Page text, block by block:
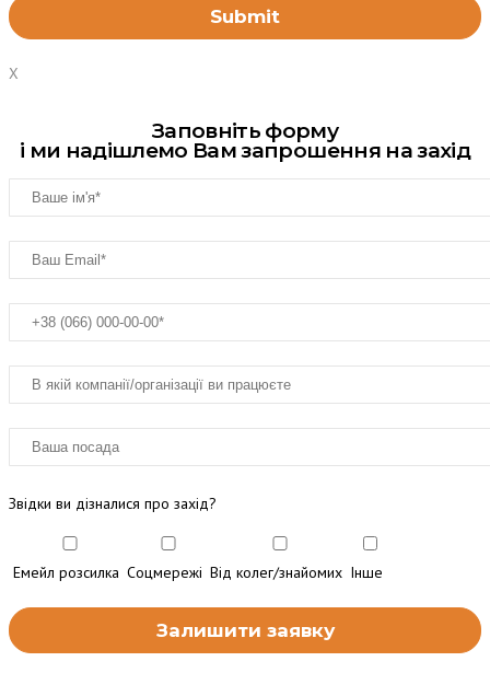
X
Заповніть форму
і ми надішлемо Вам запрошення на захід
Звідки ви дізналися про захід?
Емейл розсилка Соцмережі Від колег/знайомих Інше